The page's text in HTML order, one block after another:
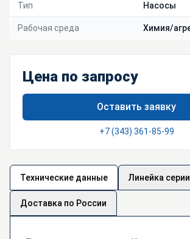
Тип Насосы
Рабочая среда Химия/
Цена по запросу
Оставить заявку
+7 (343) 361-85-99
Технические данные Линейка серии
Доставка по России